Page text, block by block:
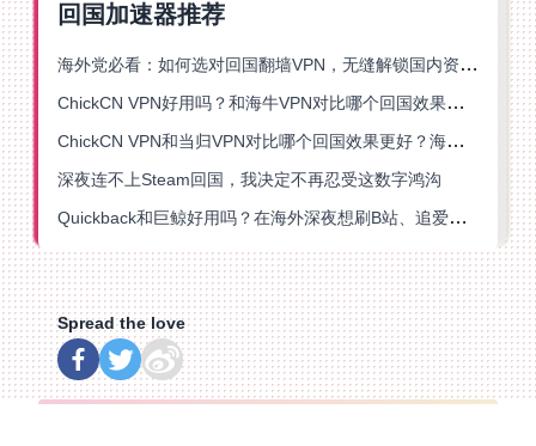
回国加速器推荐
海外党必看：如何选对回国翻墙VPN，无缝解锁国内资源？
ChickCN VPN好用吗？和海牛VPN对比哪个回国效果更好？
ChickCN VPN和当归VPN对比哪个回国效果更好？海外党亲测后选了它
深夜连不上Steam回国，我决定不再忍受这数字鸿沟
Quickback和巨鲸好用吗？在海外深夜想刷B站、追爱奇艺的你，或许正需要这份答案
Spread the love